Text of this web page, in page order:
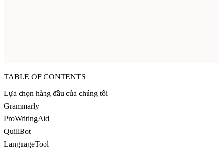
TABLE OF CONTENTS
Lựa chọn hàng đầu của chúng tôi
Grammarly
ProWritingAid
QuillBot
LanguageTool